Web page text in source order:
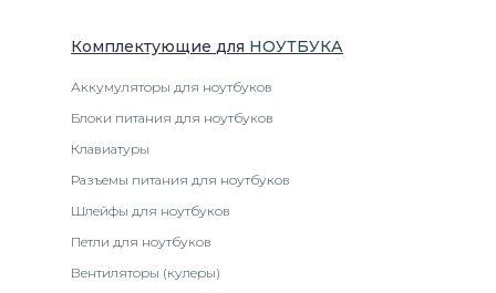
Комплектующие для НОУТБУКА
Аккумуляторы для ноутбуков
Блоки питания для ноутбуков
Клавиатуры
Разъемы питания для ноутбуков
Шлейфы для ноутбуков
Петли для ноутбуков
Вентиляторы (кулеры)